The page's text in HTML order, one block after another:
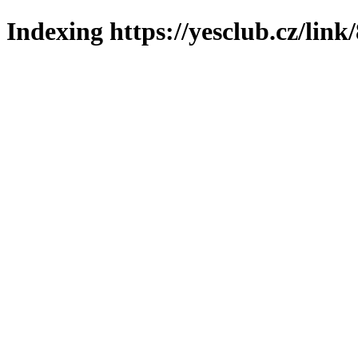
Indexing https://yesclub.cz/link/